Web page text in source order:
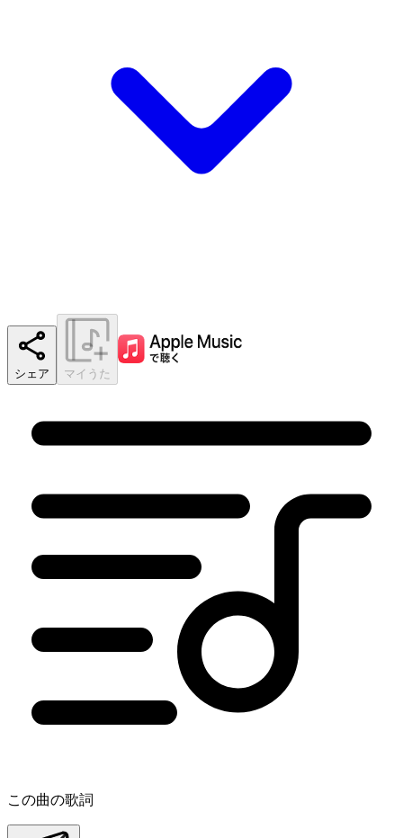
シェア マイうた
この曲の歌詞